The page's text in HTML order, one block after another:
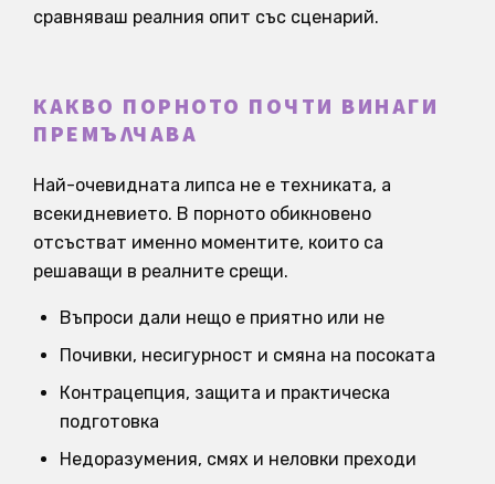
сравняваш реалния опит със сценарий.
КАКВО ПОРНОТО ПОЧТИ ВИНАГИ
ПРЕМЪЛЧАВА
Най-очевидната липса не е техниката, а
всекидневието. В порното обикновено
отсъстват именно моментите, които са
решаващи в реалните срещи.
Въпроси дали нещо е приятно или не
Почивки, несигурност и смяна на посоката
Контрацепция, защита и практическа
подготовка
Недоразумения, смях и неловки преходи